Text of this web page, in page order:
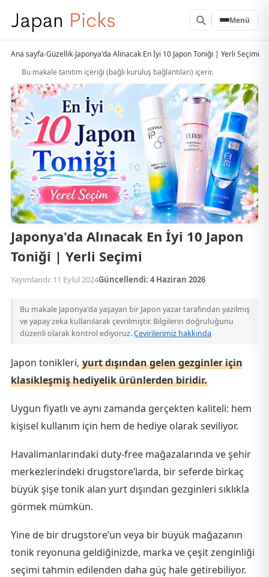
Menü
Ana sayfa›Güzellik›Japonya'da Alınacak En İyi 10 Japon Toniği | Yerli Seçimi
Bu makale tanıtım içeriği (bağlı kuruluş bağlantıları) içerir.
Japonya'da Alınacak En İyi 10 Japon
Toniği | Yerli Seçimi
Yayımlandı: 11 Eylül 2024Güncellendi: 4 Haziran 2026
Bu makale Japonya'da yaşayan bir Japon yazar tarafından yazılmış
ve yapay zeka kullanılarak çevrilmiştir. Bilgilerin doğruluğunu
düzenli olarak kontrol ediyoruz.Çevirilerimiz hakkında
Japon tonikleri, yurt dışından gelen gezginler için
klasikleşmiş hediyelik ürünlerden biridir.
Uygun fiyatlı ve aynı zamanda gerçekten kaliteli: hem
kişisel kullanım için hem de hediye olarak seviliyor.
Havalimanlarındaki duty-free mağazalarında ve şehir
merkezlerindeki drugstore’larda, bir seferde birkaç
büyük şişe tonik alan yurt dışından gezginleri sıklıkla
görmek mümkün.
Yine de bir drugstore’un veya bir büyük mağazanın
tonik reyonuna geldiğinizde, marka ve çeşit zenginliği
seçimi tahmin edilenden daha güç hale getirebiliyor.